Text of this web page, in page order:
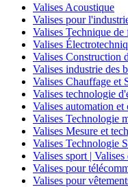
Valises Acoustique
Valises pour
Valises Technique de
Valises
Valises Construction
Valises industrie des
Valises Chauffage et
Valises technologie
Valises automation et
Valises Technologie
Valises Mesure et
Valises Technologie
Valises sport | Valises
Valises pour
Valises pour